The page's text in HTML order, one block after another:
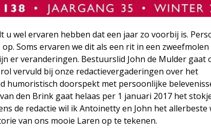
wel ervaren hebben dat een jaar zo voorbij is.
Soms ervaren we dit als een rit in een zweefmolen
er veranderingen. Bestuurslid John de Mulder gaat
vervuld bij onze redactievergaderingen over het
humoristisch doorspekt met persoonlijke
den Brink gaat helaas per 1 januari 2017 het
de redactie wil ik Antoinetty en John het allerbeste
van ons mooie Laren op te tekenen.